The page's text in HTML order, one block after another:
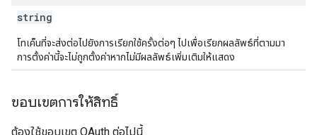
string
โทเค็นที่จะส่งต่อไปยังการเรียกใช้ครั้งต่อๆ ไปเพื่อเรียกผลลัพธ์ที่ตามมา
การตั้งค่านี้จะไม่ถูกตั้งค่าหากไม่มีผลลัพธ์เพิ่มเติมให้แสดง
ขอบเขตการให้สิทธิ์
ต้องใช้ขอบเขต OAuth ต่อไปนี้